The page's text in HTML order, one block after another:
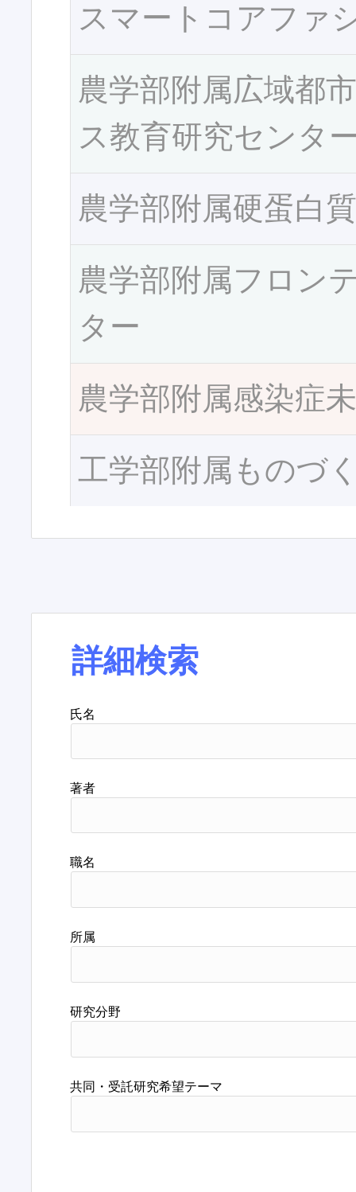
スマートコアファ
農学部附属広域都
ス教育研究センタ
農学部附属硬蛋白
農学部附属フロン
ター
農学部附属感染症
工学部附属ものづ
詳細検索
氏名
著者
職名
所属
研究分野
共同・受託研究希望テーマ